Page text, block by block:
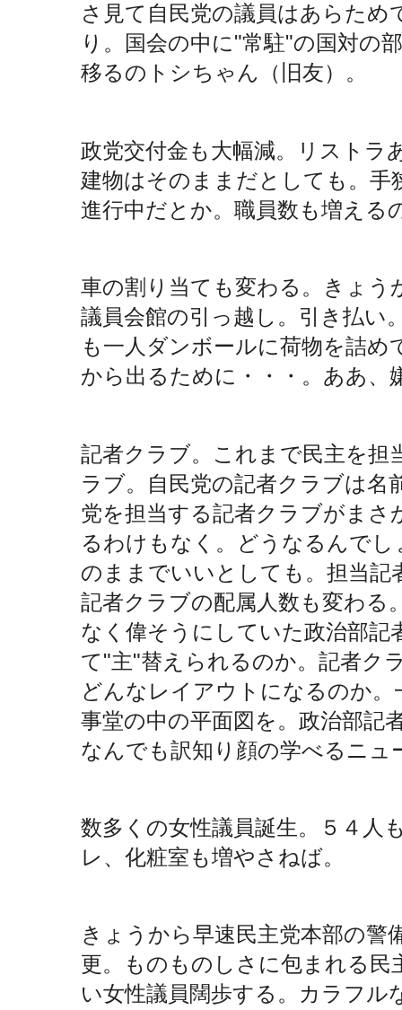
さ見て自民党の議員はあらため
り。国会の中に"常駐"の国対の
移るのトシちゃん（旧友）。
政党交付金も大幅減。リストラ
建物はそのままだとしても。手
進行中だとか。職員数も増える
車の割り当ても変わる。きょ
議員会館の引っ越し。引き払い
も一人ダンボールに荷物を詰め
から出るために・・・。ああ、
記者クラブ。これまで民主を担
ラブ。自民党の記者クラブは名
党を担当する記者クラブがまさ
るわけもなく。どうなるんで
のままでいいとしても。担当記
記者クラブの配属人数も変わる
なく偉そうにしていた政治部記
て"主"替えられるのか。記者ク
どんなレイアウトになるのか
事堂の中の平面図を。政治部記
なんでも訳知り顔の学べるニュ
数多くの女性議員誕生。５４人
レ、化粧室も増やさねば。
きょうから早速民主党本部の警
更。ものものしさに包まれる民
い女性議員闊歩する。カラフル